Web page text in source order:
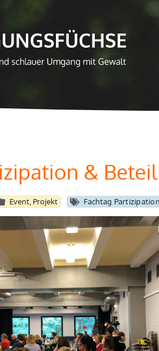
&
Event, Projekt Fachtag